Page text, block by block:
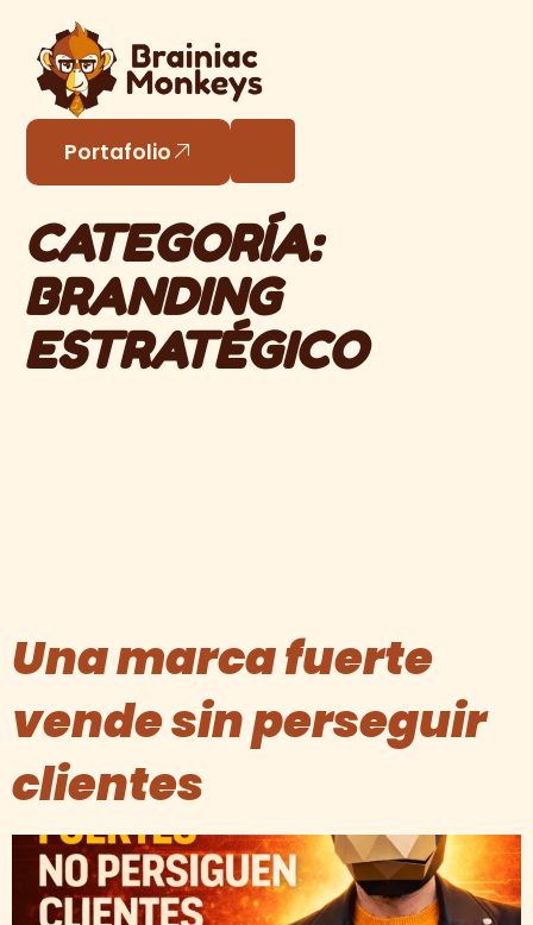
Portafolio
CATEGORÍA:
BRANDING
ESTRATÉGICO
Una marca fuerte
vende sin perseguir
clientes